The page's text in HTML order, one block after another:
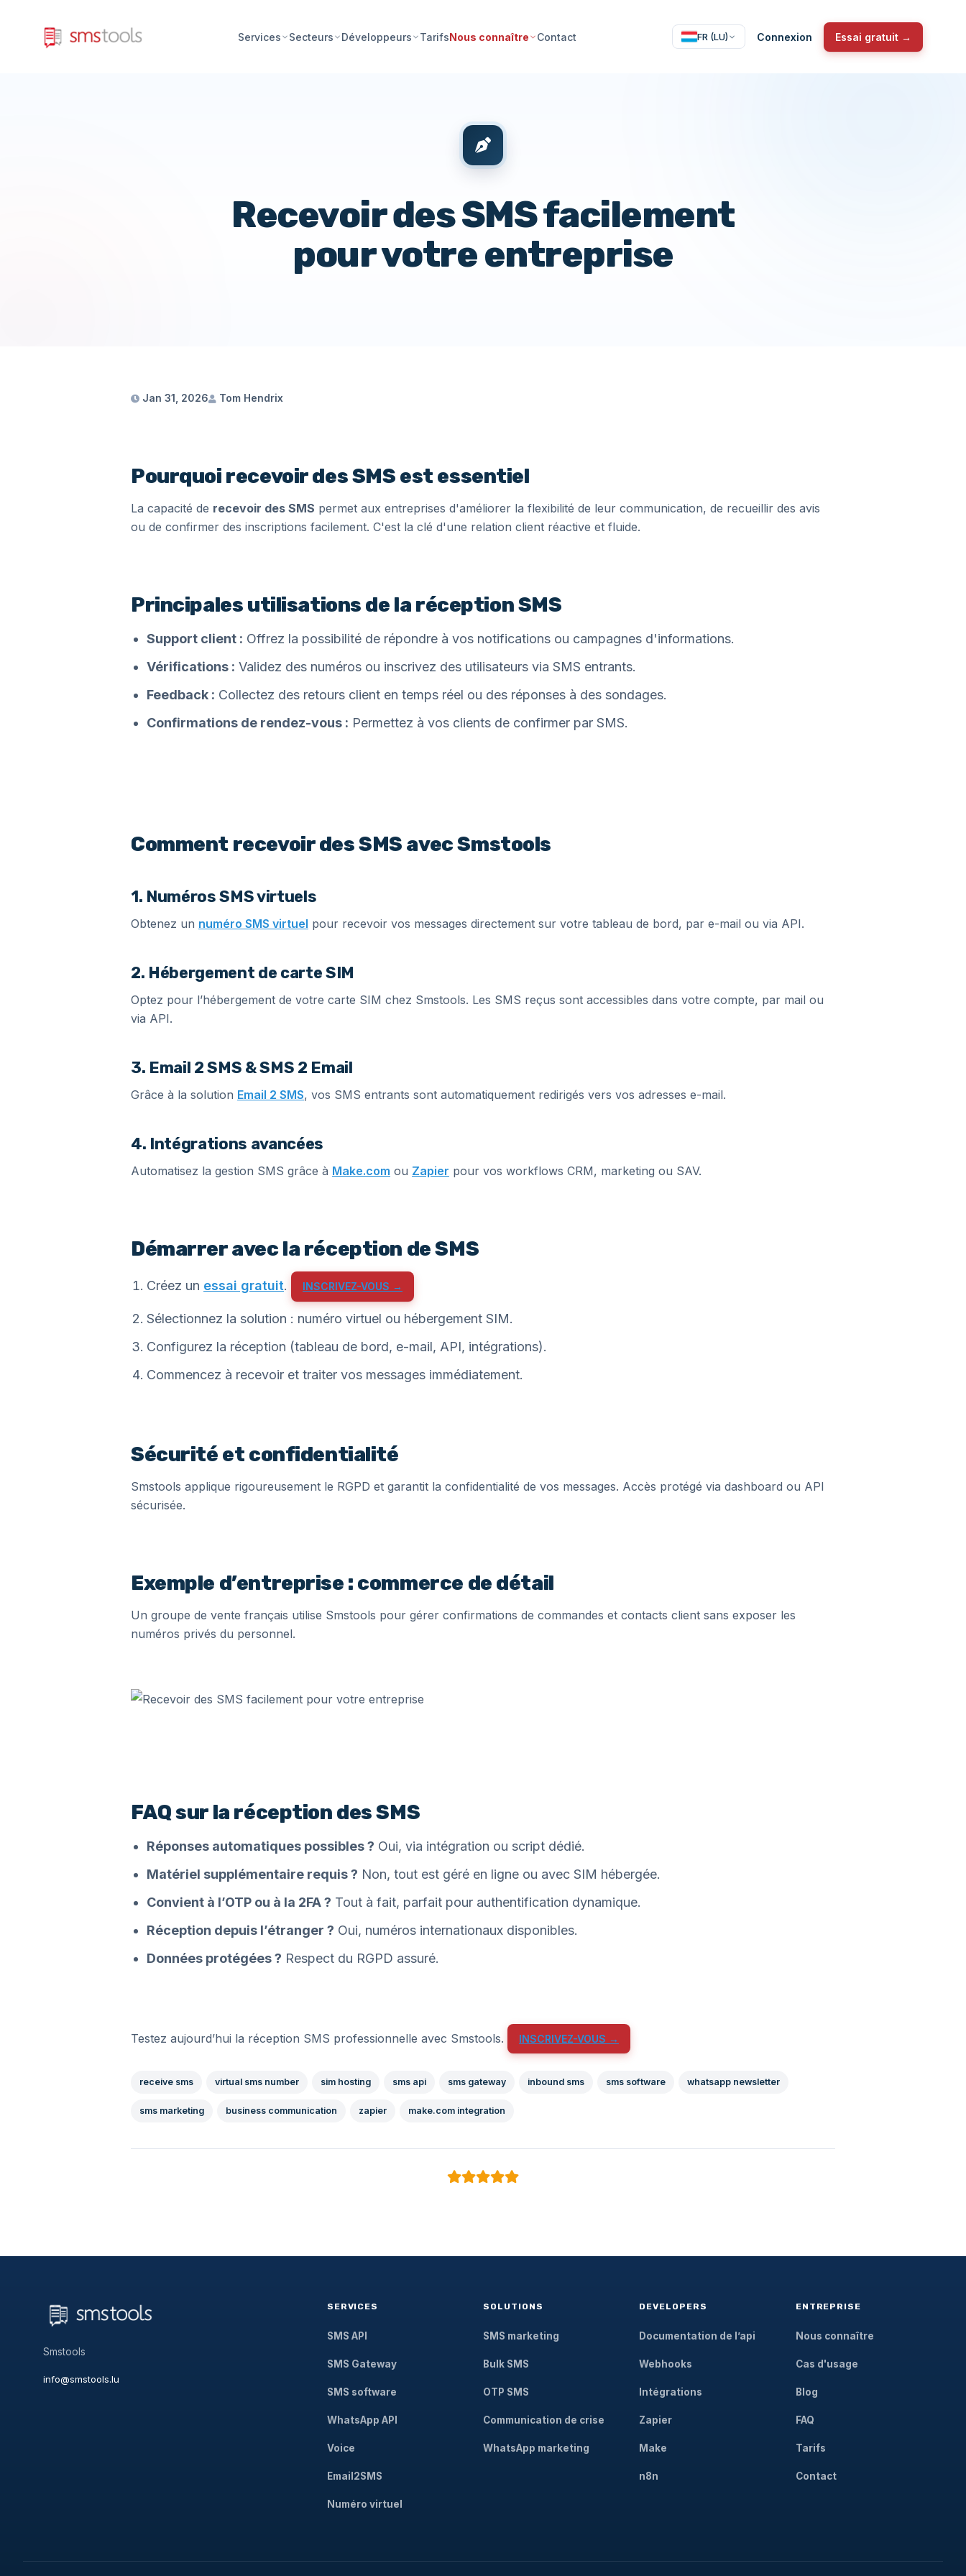
Services Secteurs Développeurs TarifsNous connaître Contact FR (LU) Connexion Essai gratuit →
Recevoir des SMS facilement
pour votre entreprise
Jan 31, 2026 Tom Hendrix
Pourquoi recevoir des SMS est essentiel
La capacité de recevoir des SMS permet aux entreprises d'améliorer la flexibilité de leur communication, de recueillir des avis
ou de confirmer des inscriptions facilement. C'est la clé d'une relation client réactive et fluide.
Principales utilisations de la réception SMS
Support client : Offrez la possibilité de répondre à vos notifications ou campagnes d'informations.
Vérifications : Validez des numéros ou inscrivez des utilisateurs via SMS entrants.
Feedback : Collectez des retours client en temps réel ou des réponses à des sondages.
Confirmations de rendez-vous : Permettez à vos clients de confirmer par SMS.
Comment recevoir des SMS avec Smstools
1. Numéros SMS virtuels
Obtenez un numéro SMS virtuel pour recevoir vos messages directement sur votre tableau de bord, par e-mail ou via API.
2. Hébergement de carte SIM
Optez pour l’hébergement de votre carte SIM chez Smstools. Les SMS reçus sont accessibles dans votre compte, par mail ou
via API.
3. Email 2 SMS & SMS 2 Email
Grâce à la solution Email 2 SMS, vos SMS entrants sont automatiquement redirigés vers vos adresses e-mail.
4. Intégrations avancées
Automatisez la gestion SMS grâce à Make.com ou Zapier pour vos workflows CRM, marketing ou SAV.
Démarrer avec la réception de SMS
Créez un essai gratuit. INSCRIVEZ-VOUS →
Sélectionnez la solution : numéro virtuel ou hébergement SIM.
Configurez la réception (tableau de bord, e-mail, API, intégrations).
Commencez à recevoir et traiter vos messages immédiatement.
Sécurité et confidentialité
Smstools applique rigoureusement le RGPD et garantit la confidentialité de vos messages. Accès protégé via dashboard ou API
sécurisée.
Exemple d’entreprise : commerce de détail
Un groupe de vente français utilise Smstools pour gérer confirmations de commandes et contacts client sans exposer les
numéros privés du personnel.
FAQ sur la réception des SMS
Réponses automatiques possibles ? Oui, via intégration ou script dédié.
Matériel supplémentaire requis ? Non, tout est géré en ligne ou avec SIM hébergée.
Convient à l’OTP ou à la 2FA ? Tout à fait, parfait pour authentification dynamique.
Réception depuis l’étranger ? Oui, numéros internationaux disponibles.
Données protégées ? Respect du RGPD assuré.
Testez aujourd’hui la réception SMS professionnelle avec Smstools. INSCRIVEZ-VOUS →
receive sms virtual sms number sim hosting sms api sms gateway inbound sms sms software whatsapp newsletter
sms marketing business communication zapier make.com integration
Smstools
info@smstools.lu
SERVICES
SMS API
SMS Gateway
SMS software
WhatsApp API
Voice
Email2SMS
Numéro virtuel
SOLUTIONS
SMS marketing
Bulk SMS
OTP SMS
Communication de crise
WhatsApp marketing
DEVELOPERS
Documentation de l’api
Webhooks
Intégrations
Zapier
Make
n8n
ENTREPRISE
Nous connaître
Cas d'usage
Blog
FAQ
Tarifs
Contact